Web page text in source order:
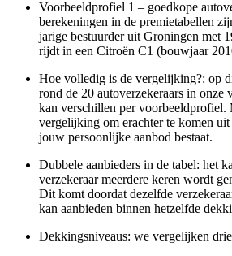
Voorbeeldprofiel 1 – goedkope
berekeningen in de premietabellen
jarige bestuurder uit Groningen met
rijdt in een Citroën C1 (bouwjaar
Hoe volledig is de vergelijking?: op
rond de 20 autoverzekeraars in onze
kan verschillen per voorbeeldprofiel.
vergelijking om erachter te komen
jouw persoonlijke aanbod bestaat.
Dubbele aanbieders in de tabel: het
verzekeraar meerdere keren wordt
Dit komt doordat dezelfde
kan aanbieden binnen hetzelfde
Dekkingsniveaus: we vergelijken